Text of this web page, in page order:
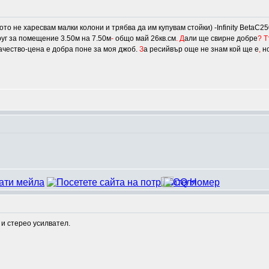
не харесвам малки колони и трябва да им купувам стойки) -Infinity
за помещение 3.50м на 7.50м- общо май 26кв.см. Дали ще свирне добре?
цена е добра поне за моя джоб. За ресийвър още не знам кой ще е,
стерео усилвател.